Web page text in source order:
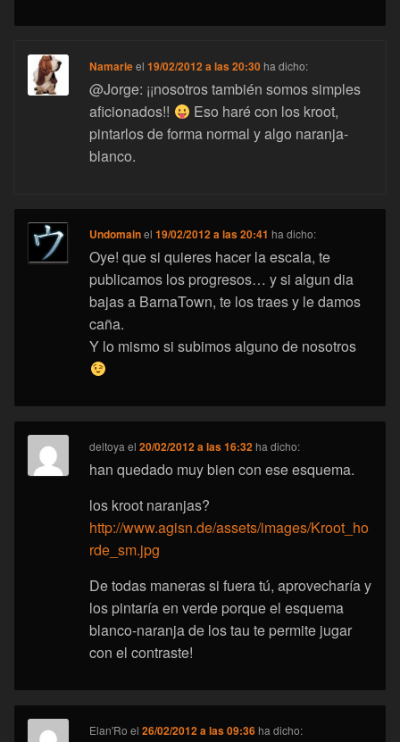
Namarieel19/02/2012 a las 20:30 ha dicho:
@Jorge: ¡¡nosotros también somos simples
aficionados!!
Eso haré con los kroot,
pintarlos de forma normal y algo naranja-
blanco.
Undomainel19/02/2012 a las 20:41 ha dicho:
Oye! que si quieres hacer la escala, te
publicamos los progresos… y si algun dia
bajas a BarnaTown, te los traes y le damos
caña.
Y lo mismo si subimos alguno de nosotros
deltoya el20/02/2012 a las 16:32 ha dicho:
han quedado muy bien con ese esquema.
los kroot naranjas?
http://www.agisn.de/assets/images/Kroot_ho
rde_sm.jpg
De todas maneras si fuera tú, aprovecharía y
los pintaría en verde porque el esquema
blanco-naranja de los tau te permite jugar
con el contraste!
Elan'Ro el26/02/2012 a las 09:36 ha dicho: